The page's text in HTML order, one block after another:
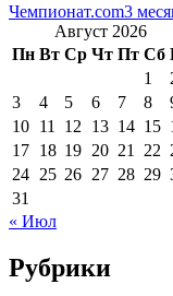
Чемпионат.com3
Август 2026
Пн Вт Ср Чт Пт Сб
1
3
4 5 6 7 8
10 11 12 13 14 15
17 18 19 20 21 22
24 25 26 27 28 29
31
« Июл
Рубрики